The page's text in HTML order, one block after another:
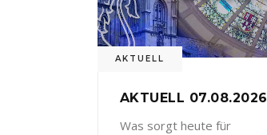
AKTUELL
AKTUELL 07.08.2026
Was sorgt heute für